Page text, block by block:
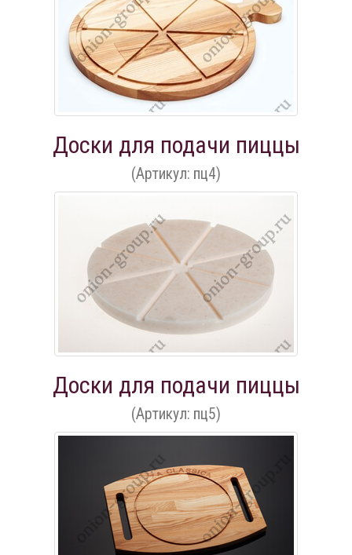
Доски для подачи пиццы
(Артикул: пц4)
Доски для подачи пиццы
(Артикул: пц5)